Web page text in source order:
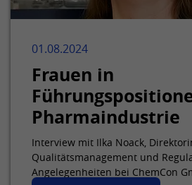
01.08.2024
Frauen in
Pharmaindustrie
Interview mit Ilka Noack,
Qualitätsmanagement und
Angelegenheiten bei ChemCon
Mit diesem
Name UserMatchHistory
Laufzeit 30 Tage